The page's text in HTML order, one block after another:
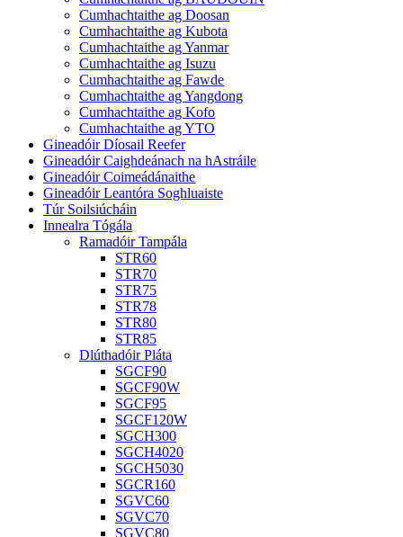
Cumhachtaithe ag Doosan
Cumhachtaithe ag Kubota
Cumhachtaithe ag Yanmar
Cumhachtaithe ag Isuzu
Cumhachtaithe ag Fawde
Cumhachtaithe ag Yangdong
Cumhachtaithe ag Kofo
Cumhachtaithe ag YTO
Gineadóir Díosail Reefer
Gineadóir Caighdeánach na hAstráile
Gineadóir Coimeádánaithe
Gineadóir Leantóra Soghluaiste
Túr Soilsiúcháin
Innealra Tógála
Ramadóir Tampála
STR60
STR70
STR75
STR78
STR80
STR85
Dlúthadóir Pláta
SGCF90
SGCF90W
SGCF95
SGCF120W
SGCH300
SGCH4020
SGCH5030
SGCR160
SGVC60
SGVC70
SGVC80